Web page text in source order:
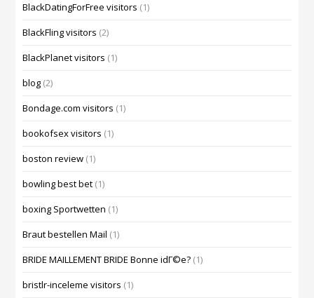
BlackDatingForFree visitors (1)
BlackFling visitors (2)
BlackPlanet visitors (1)
blog (2)
Bondage.com visitors (1)
bookofsex visitors (1)
boston review (1)
bowling best bet (1)
boxing Sportwetten (1)
Braut bestellen Mail (1)
BRIDE MAILLEMENT BRIDE Bonne idГ©e? (1)
bristlr-inceleme visitors (1)